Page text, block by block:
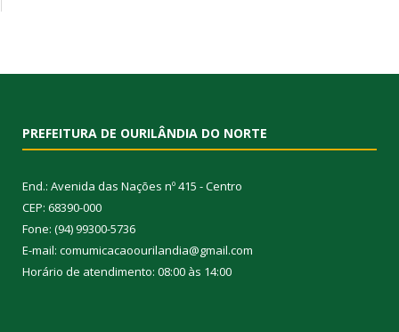
PREFEITURA DE OURILÂNDIA DO NORTE
End.: Avenida das Nações nº 415 - Centro
CEP: 68390-000
Fone: (94) 99300-5736
E-mail: comumicacaoourilandia@gmail.com
Horário de atendimento: 08:00 às 14:00